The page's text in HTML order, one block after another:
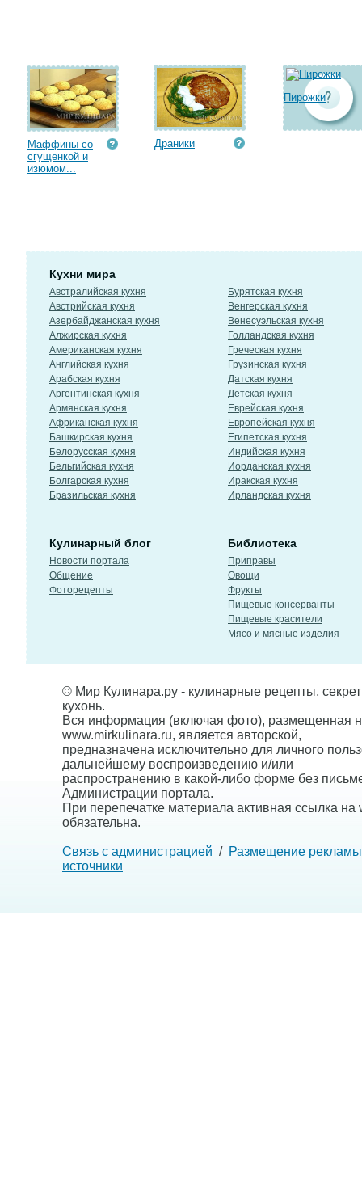
Маффины со
сгущенкой и
изюмом...
Драники
Пирожки
Кухни мира
Австралийская кухня
Австрийская кухня
Азербайджанская кухня
Алжирская кухня
Американская кухня
Английская кухня
Арабская кухня
Аргентинская кухня
Армянская кухня
Африканская кухня
Башкирская кухня
Белорусская кухня
Бельгийская кухня
Болгарская кухня
Бразильская кухня
Бурятская кухня
Венгерская кухня
Венесуэльская кухня
Голландская кухня
Греческая кухня
Грузинская кухня
Датская кухня
Детская кухня
Еврейская кухня
Европейская кухня
Египетская кухня
Индийская кухня
Иорданская кухня
Иракская кухня
Ирландская кухня
Кулинарный блог
Новости портала
Общение
Фоторецепты
Библиотека
Приправы
Овощи
Фрукты
Пищевые консерванты
Пищевые красители
Мясо и мясные изделия
© Мир Кулинара.ру - кулинарные рецепты,
кухонь.
Вся информация (включая фото), размещенная
www.mirkulinara.ru, является авторской,
предназначена исключительно для личного
дальнейшему воспроизведению и/или
распространению в какой-либо форме без
Администрации портала.
При перепечатке материала активная ссылка на
обязательна.
Связь с администрацией / Размещение рекламы
источники